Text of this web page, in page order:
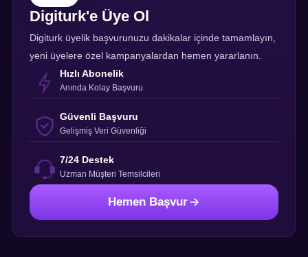
Digiturk'e Üye Ol
Digiturk üyelik başvurunuzu dakikalar içinde tamamlayın,
yeni üyelere özel kampanyalardan hemen yararlanın.
Hızlı Abonelik
Anında Kolay Başvuru
Güvenli Başvuru
Gelişmiş Veri Güvenliği
7/24 Destek
Uzman Müşteri Temsilcileri
Hemen Başvur